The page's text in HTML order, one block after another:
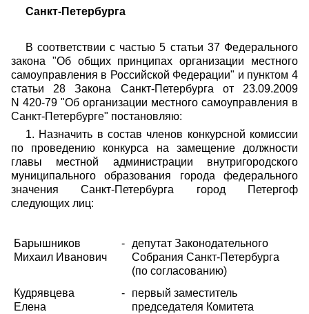
Санкт-Петербурга
В соответствии с частью 5 статьи 37 Федерального
закона "Об общих принципах организации местного
самоуправления в Российской Федерации" и пунктом 4
статьи 28 Закона Санкт-Петербурга от 23.09.2009
N 420-79 "Об организации местного самоуправления в
Санкт-Петербурге" постановляю:
1. Назначить в состав членов конкурсной комиссии
по проведению конкурса на замещение должности
главы местной администрации внутригородского
муниципального образования города федерального
значения Санкт-Петербурга город Петергоф
следующих лиц:
Барышников
Михаил Иванович
-
депутат Законодательного
Собрания Санкт-Петербурга
(по согласованию)
Кудрявцева
Елена
-
первый заместитель
председателя Комитета